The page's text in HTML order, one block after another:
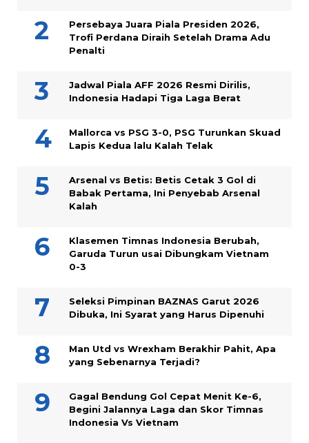
Persebaya Juara Piala Presiden 2026,
Trofi Perdana Diraih Setelah Drama Adu
Penalti
Jadwal Piala AFF 2026 Resmi Dirilis,
Indonesia Hadapi Tiga Laga Berat
Mallorca vs PSG 3-0, PSG Turunkan Skuad
Lapis Kedua lalu Kalah Telak
Arsenal vs Betis: Betis Cetak 3 Gol di
Babak Pertama, Ini Penyebab Arsenal
Kalah
Klasemen Timnas Indonesia Berubah,
Garuda Turun usai Dibungkam Vietnam
0-3
Seleksi Pimpinan BAZNAS Garut 2026
Dibuka, Ini Syarat yang Harus Dipenuhi
Man Utd vs Wrexham Berakhir Pahit, Apa
yang Sebenarnya Terjadi?
Gagal Bendung Gol Cepat Menit Ke-6,
Begini Jalannya Laga dan Skor Timnas
Indonesia Vs Vietnam